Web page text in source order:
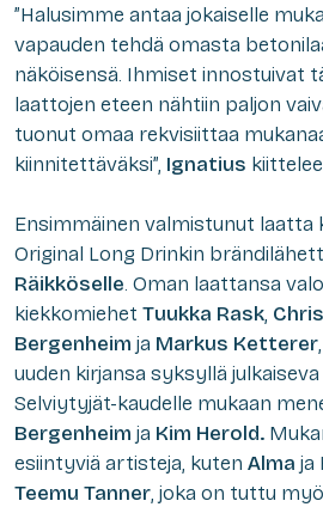
”Halusimme antaa jokaiselle
vapauden tehdä omasta
näköisensä. Ihmiset innostuivat
laattojen eteen nähtiin paljon
tuonut omaa rekvisiittaa
kiinnitettäväksi”, Ignatius
Ensimmäinen valmistunut laatta
Original Long Drinkin
Räikköselle. Oman laattansa
kiekkomiehet Tuukka Rask,
Bergenheim ja Markus Ketterer
uuden kirjansa syksyllä julkaiseva
Selviytyjät-kaudelle mukaan
Bergenheim ja Kim Herold.
esiintyviä artisteja, kuten Alma ja
Teemu Tanner, joka on tuttu